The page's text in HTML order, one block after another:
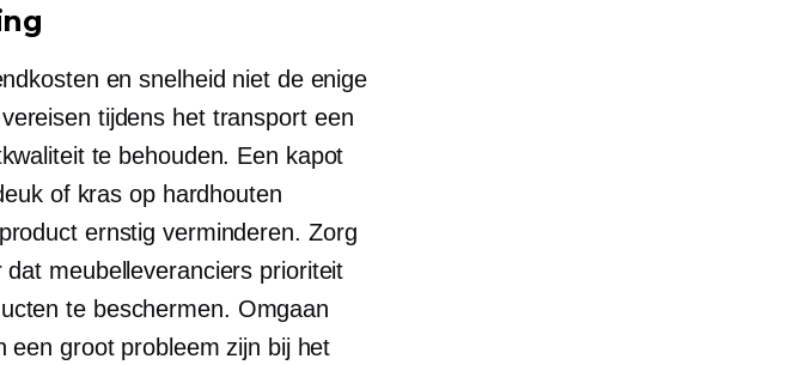
en snelheid niet de enige
tijdens het transport een
te behouden. Een kapot
of kras op hardhouten
ernstig verminderen. Zorg
meubelleveranciers prioriteit
te beschermen. Omgaan
een groot probleem zijn bij het